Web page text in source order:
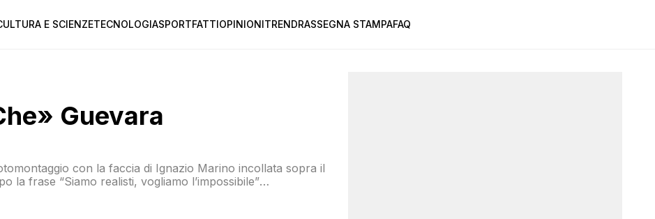
E SCIENZETECNOLOGIASPORTFATTIOPINIONITRENDRASSEGNA STAMPAFAQ
Guevara
con la faccia di Ignazio Marino incollata sopra il
la frase “Siamo realisti, vogliamo l’impossibile”